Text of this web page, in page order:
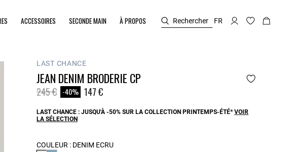
ACCESSOIRES SECONDE MAIN À PROPOS Rechercher FR
LAST CHANCE
JEAN DENIM BRODERIE CP
Prix réduit à partir de
245 €à -40% 147 €
LAST CHANCE : JUSQU'À -50% SUR LA COLLECTION PRINTEMPS-ÉTÉ*VOIR
LA SÉLECTION
COULEUR : DENIM ECRU